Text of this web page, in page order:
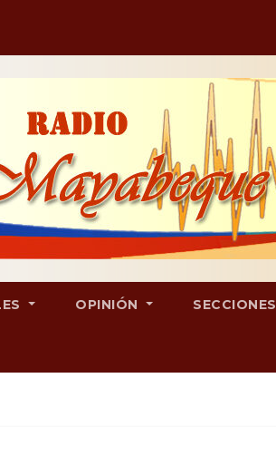
OPINIÓN SECCIONES